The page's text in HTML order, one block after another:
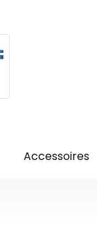
Accessoires